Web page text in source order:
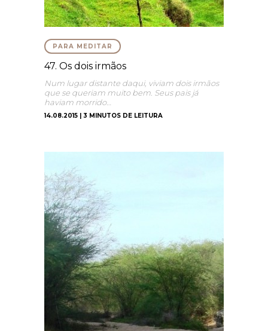
PARA MEDITAR
47. Os dois irmãos
Num lugar distante daqui, viviam dois irmãos
que se queriam muito bem. Seus pais já
haviam morrido…
14.08.2015 | 3 MINUTOS DE LEITURA